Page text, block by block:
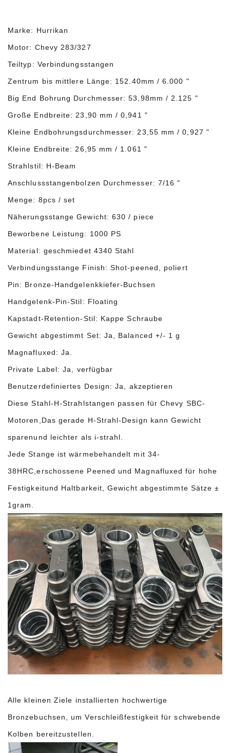
Marke: Hurrikan
Motor: Chevy 283/327
Teiltyp: Verbindungsstangen
Zentrum bis mittlere Länge: 152.40mm / 6.000 "
Big End Bohrung Durchmesser: 53,98mm / 2.125 "
Große Endbreite: 23,90 mm / 0,941 "
Kleine Endbohrungsdurchmesser: 23,55 mm / 0,927 "
Kleine Endbreite: 26,95 mm / 1.061 "
Strahlstil: H-Beam
Anschlussstangenbolzen Durchmesser: 7/16 "
Menge: 8pcs / set
Näherungsstange Gewicht: 630 / piece
Beworbene Leistung: 1000 PS
Material: geschmiedet 4340 Stahl
Verbindungsstange Finish: Shot-peened, poliert
Pin: Bronze-Handgelenkkiefer-Buchsen
Handgelenk-Pin-Stil: Floating
Kapstadt-Retention-Stil: Kappe Schraube
Gewicht abgestimmt Set: Ja, Balanced +/- 1 g
Magnafluxed: Ja.
Private Label: Ja, verfügbar
Benutzerdefiniertes Design: Ja, akzeptieren
Diese Stahl-H-Strahlstangen passen für Chevy SBC-
Motoren, Das gerade H-Strahl-Design kann Gewicht
sparenund leichter als i-strahl.
Jede Stange ist wärmebehandelt mit 34-
38HRC,erschossene Peened und Magnafluxed für hohe
Festigkeitund Haltbarkeit, Gewicht abgestimmte Sätze ±
1gram.
Alle kleinen Ziele installierten hochwertige
Bronzebuchsen, um Verschleißfestigkeit für schwebende
Kolben bereitzustellen.